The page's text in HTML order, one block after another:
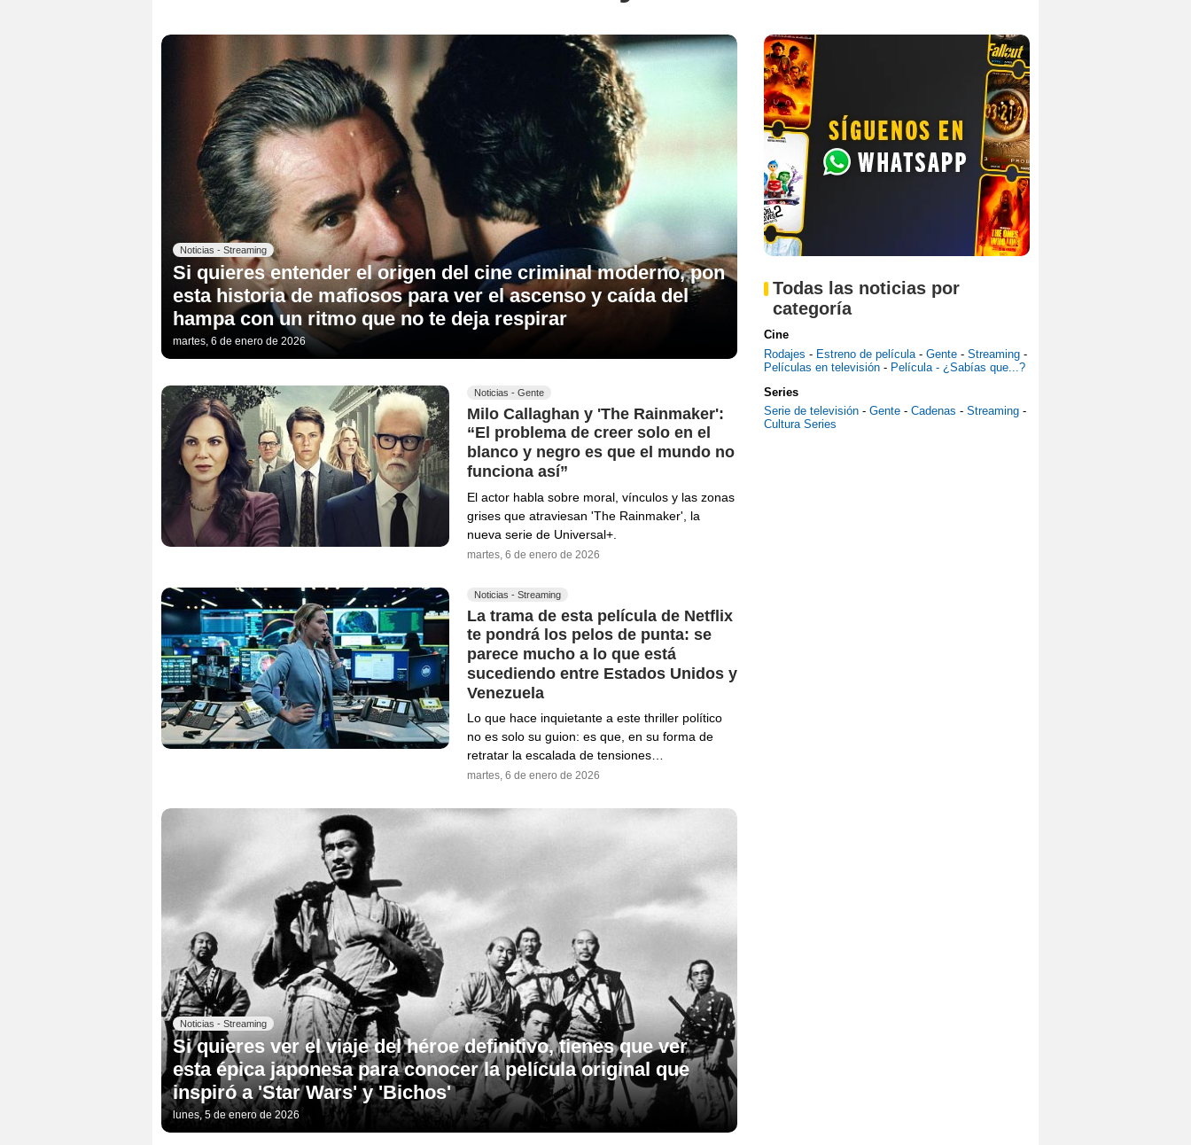
Noticias - Streaming
Si quieres entender el origen del cine criminal moderno, pon
esta historia de mafiosos para ver el ascenso y caída del
hampa con un ritmo que no te deja respirar
martes, 6 de enero de 2026
Noticias - Gente
Milo Callaghan y 'The Rainmaker':
“El problema de creer solo en el
blanco y negro es que el mundo no
funciona así”
El actor habla sobre moral, vínculos y las zonas
grises que atraviesan 'The Rainmaker', la
nueva serie de Universal+.
martes, 6 de enero de 2026
Noticias - Streaming
La trama de esta película de Netflix
te pondrá los pelos de punta: se
parece mucho a lo que está
sucediendo entre Estados Unidos y
Venezuela
Lo que hace inquietante a este thriller político
no es solo su guion: es que, en su forma de
retratar la escalada de tensiones…
martes, 6 de enero de 2026
Noticias - Streaming
Si quieres ver el viaje del héroe definitivo, tienes que ver
esta épica japonesa para conocer la película original que
inspiró a 'Star Wars' y 'Bichos'
lunes, 5 de enero de 2026
Todas las noticias por
categoría
Cine
Rodajes - Estreno de película - Gente - Streaming -
Películas en televisión - Película - ¿Sabías que...?
Series
Serie de televisión - Gente - Cadenas - Streaming -
Cultura Series